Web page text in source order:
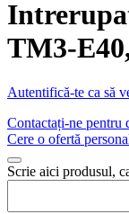
TM3-
Autentifică-te ca să
Contactați-ne pentru
Cere o ofertă
Scrie aici produsul,